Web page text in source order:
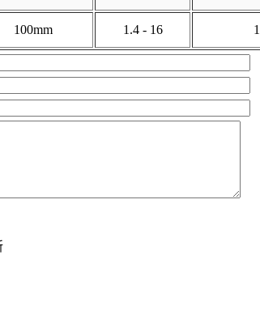
100mm 1.4 - 16